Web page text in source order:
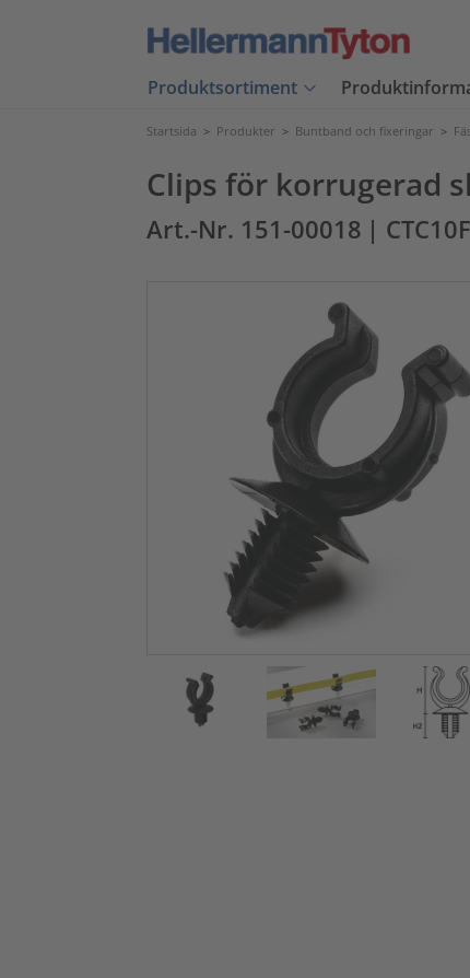
Produktsortiment
Startsida > Produkter > Buntband och fixeringar >
Clips för korrugerad
Art.-Nr. 151-00018 |